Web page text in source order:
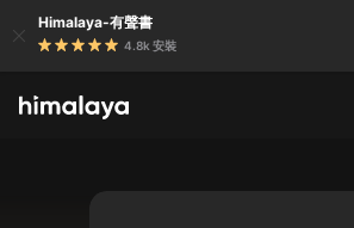
Himalaya-有聲書
4.8k 安裝